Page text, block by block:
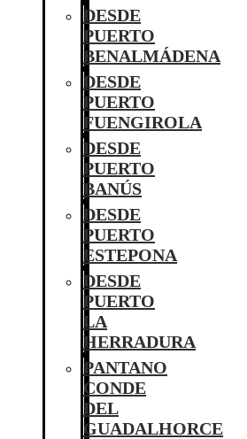
DESDE
PUERTO
BENALMÁDENA
DESDE
PUERTO
FUENGIROLA
DESDE
PUERTO
BANÚS
DESDE
PUERTO
ESTEPONA
DESDE
PUERTO
LA
HERRADURA
PANTANO
CONDE
DEL
GUADALHORCE